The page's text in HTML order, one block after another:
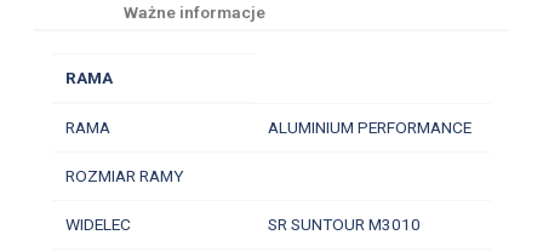
Ważne informacje
RAMA
RAMA ALUMINIUM PERFORMANCE
ROZMIAR RAMY
WIDELEC SR SUNTOUR M3010